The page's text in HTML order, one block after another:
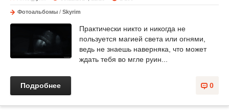
Фотоальбомы / Skyrim
Практически никто и никогда не
пользуется магией света или огнями,
ведь не знаешь наверняка, что может
ждать тебя во мгле руин...
0
Подробнее